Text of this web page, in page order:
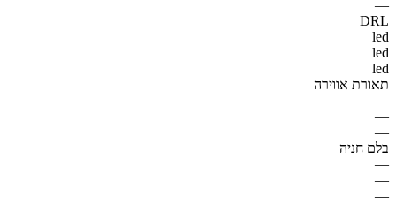
—
DRL
led
led
led
תאורת אווירה
—
—
—
בלם חניה
—
—
—